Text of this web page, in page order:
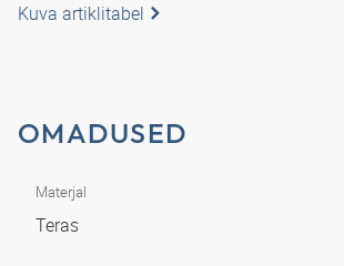
Kuva artiklitabel
OMADUSED
Materjal
Teras